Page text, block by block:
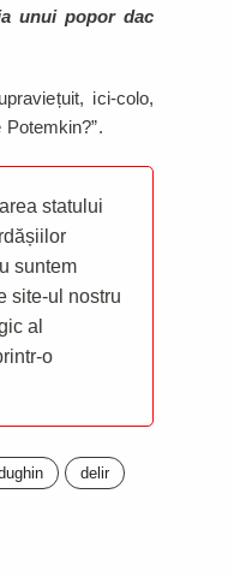
unui popor dac
ici-colo,
statului
suntem
site-ul nostru
al
o
delir